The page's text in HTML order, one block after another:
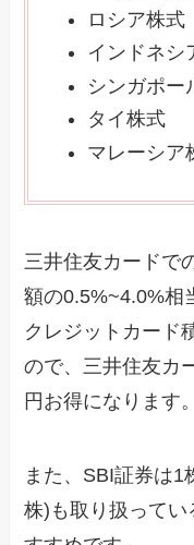
ロシア株式
インドネシ
シンガポー
タイ株式
マレーシア
三井住友カードで
額の0.5%~4.0%相
クレジットカード
ので、三井住友カ
円お得になります。
また、SBI証券は1
株)も取り扱って